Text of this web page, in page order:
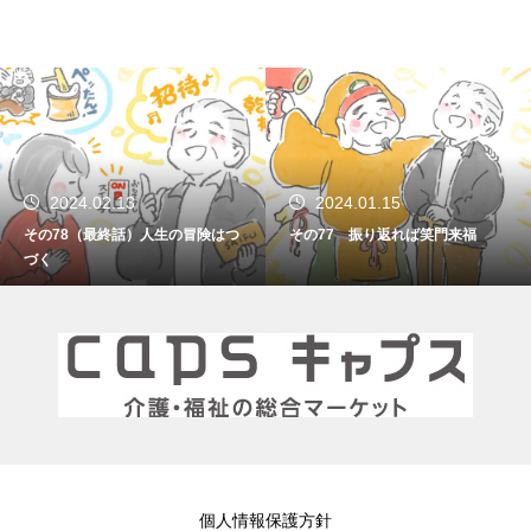
2024.02.13
その78（最終話）人生の冒険はつ
づく
2024.01.15
その77 振り返れば笑門来福
個人情報保護方針